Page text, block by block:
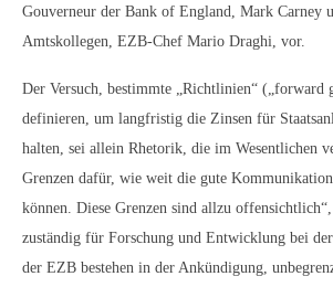
Gouverneur der Bank of England, Mark Carney
Amtskollegen, EZB-Chef Mario Draghi, vor.
Der Versuch, bestimmte „Richtlinien“ („forward
definieren, um langfristig die Zinsen für
halten, sei allein Rhetorik, die im Wesentlichen
Grenzen dafür, wie weit die gute
können. Diese Grenzen sind allzu
zuständig für Forschung und Entwicklung bei
der EZB bestehen in der Ankündigung,